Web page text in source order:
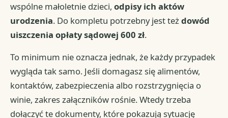
wspólne małoletnie dzieci,odpisy ich aktów
urodzenia. Do kompletu potrzebny jest teżdowód
uiszczenia opłaty sądowej 600 zł.
To minimum nie oznacza jednak, że każdy przypadek
wygląda tak samo. Jeśli domagasz się alimentów,
kontaktów, zabezpieczenia albo rozstrzygnięcia o
winie, zakres załączników rośnie. Wtedy trzeba
dołączyć te dokumenty, które pokazują sytuację